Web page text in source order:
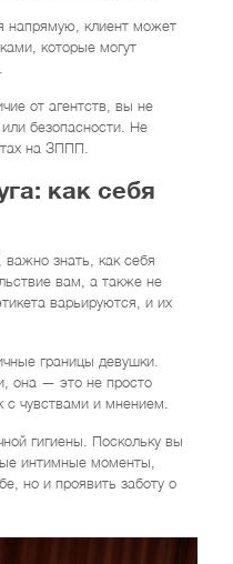
напрямую, клиент может
которые могут
от агентств, вы не
или безопасности. Не
на ЗППП.
как себя
знать, как себя
вам, а также не
варьируются, и их
границы девушки.
она — это не просто
чувствами и мнением.
гигиены. Поскольку вы
интимные моменты,
но и проявить заботу о